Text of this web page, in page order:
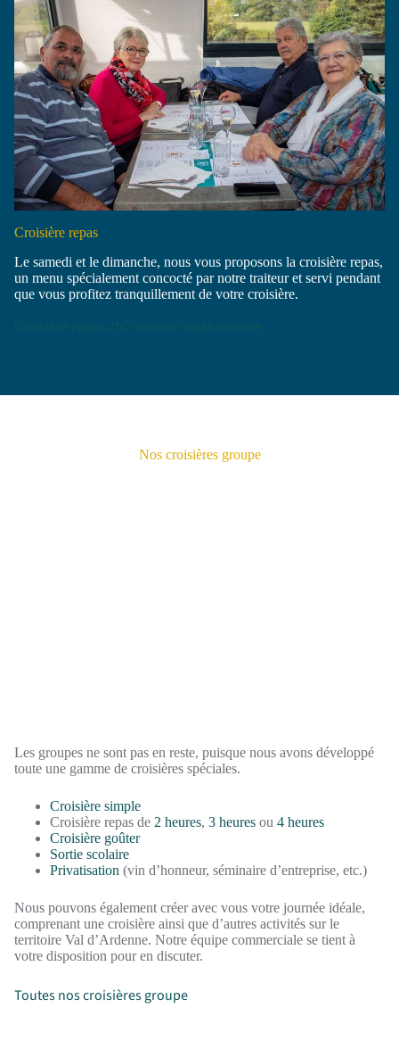
Croisière repas
Le samedi et le dimanche, nous vous proposons la croisière repas,
un menu spécialement concocté par notre traiteur et servi pendant
que vous profitez tranquillement de votre croisière.
Nos croisières groupe
Les groupes ne sont pas en reste, puisque nous avons développé
toute une gamme de croisières spéciales.
Croisière simple
Croisière repas de 2 heures, 3 heures ou 4 heures
Croisière goûter
Sortie scolaire
Privatisation (vin d’honneur, séminaire d’entreprise, etc.)
Nous pouvons également créer avec vous votre journée idéale,
comprenant une croisière ainsi que d’autres activités sur le
territoire Val d’Ardenne. Notre équipe commerciale se tient à
votre disposition pour en discuter.
Toutes nos croisières groupe